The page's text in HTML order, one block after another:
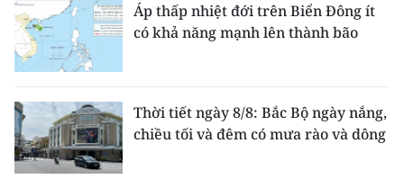
Áp thấp nhiệt đới trên Biển Đông ít
có khả năng mạnh lên thành bão
Thời tiết ngày 8/8: Bắc Bộ ngày nắng,
chiều tối và đêm có mưa rào và dông